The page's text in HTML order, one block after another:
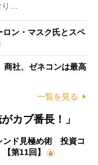
…
ロン・マスク氏とスペ
商社、ゼネコンは最高
一覧を見る
カブ番長！」
ンド見極め術 投資コ
第11回】